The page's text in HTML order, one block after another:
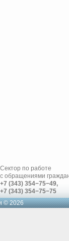
Сектор по работе
с обращениями
+7 (343) 354−75−49,
+7 (343) 354−75−75
© 2026